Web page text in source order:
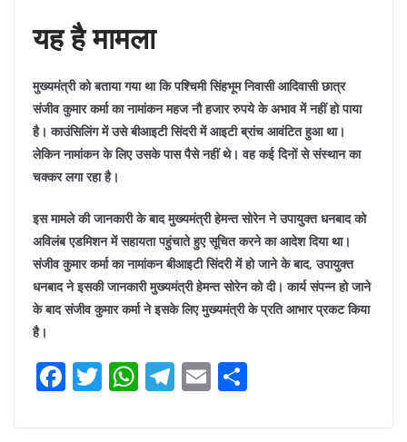
यह है मामला
मुख्यमंत्री को बताया गया था कि पश्चिमी सिंहभूम निवासी आदिवासी छात्र
संजीव कुमार कर्मा का नामांकन महज नौ हजार रुपये के अभाव में नहीं हो पाया
है। काउंसिलिंग में उसे बीआइटी सिंदरी में आइटी ब्रांच आवंटित हुआ था।
लेकिन नामांकन के लिए उसके पास पैसे नहीं थे। वह कई दिनों से संस्थान का
चक्कर लगा रहा है।
इस मामले की जानकारी के बाद मुख्यमंत्री हेमन्त सोरेन ने उपायुक्त धनबाद को
अविलंब एडमिशन में सहायता पहुंचाते हुए सूचित करने का आदेश दिया था।
संजीव कुमार कर्मा का नामांकन बीआइटी सिंदरी में हो जाने के बाद, उपायुक्त
धनबाद ने इसकी जानकारी मुख्यमंत्री हेमन्त सोरेन को दी। कार्य संपन्न हो जाने
के बाद संजीव कुमार कर्मा ने इसके लिए मुख्यमंत्री के प्रति आभार प्रकट किया
है।
F T W T E